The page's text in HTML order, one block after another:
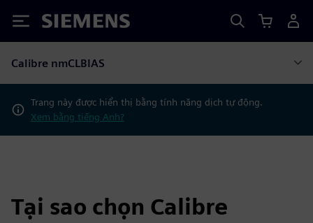
Siemens
Calibre nmCLBIAS
Trang này được hiển thị bằng tính năng dịch tự động.
Xem bằng tiếng Anh?
Tại sao chọn Calibre